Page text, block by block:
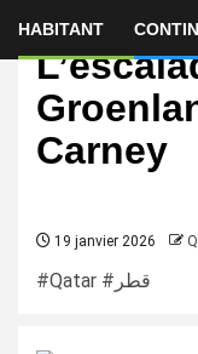
HABITANT
La
Carney
19 janvier 2026
#Qatar #قطر